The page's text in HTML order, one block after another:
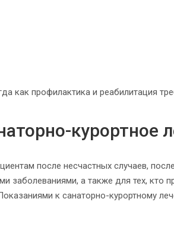
как профилактика и реабилитация
курортное
после несчастных случаев, после
заболеваниями, а также для тех, кто
к санаторно-курортному